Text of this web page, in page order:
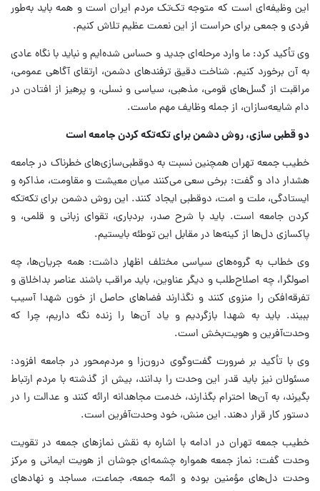
این وظیفه‌ای است که متوجه تک‌تک مردم ایران است و همه باید به‌طور
فردی و جمعی برای حراست از این نعمت عظیم تلاش کنیم.
وی تأکید کرد: ما وارد مرحله‌ای جدید و حساس شده‌ایم و نباید با نگاه عادی
به آن برخورد کنیم. شناخت دقیق ترفندهای دشمن، ارتقای آگاهی عمومی،
مراقبت از گسل‌های قومی، مذهبی، سیاسی و نسلی، و پرهیز از افتادن در
دام شایعه‌سازان، از جمله وظایف مهم ماست.
دو قطبی سازی، روش دشمن برای تکه‌تکه کردن جامعه است
خطیب جمعه تهران همچنین نسبت به دوقطبی‌سازی‌های خطرناک در جامعه
هشدار داد و گفت: برخی سعی می‌کنند میان معیشت و مقاومت، مذاکره و
ایستادگی، ملت و امت، دوقطبی ایجاد کنند. این روش دشمن برای تکه‌تکه
کردن جامعه است. باید با شرح صدر، بردباری، تقوای زبانی و قلمی، و
پاکسازی دل‌ها از کینه‌ها در مقابل این توطئه بایستیم.
وی خطاب به گروه‌های سیاسی مختلف اظهار داشت: همه جریان‌ها، چه
اصولگرا، چه اصلاح‌طلب و دیگر عناوین، باید مراقب باشند عناصر بداخلاق و
تفرقه‌افکن را منزوی کنند و نگذارند فضاهای حاصل از خون شهدا آسیب
ببیند. باید به شهدا بازگردیم و یاد آن‌ها را زنده نگه داریم، چرا که
وحدت‌آفرین و هویت‌بخش است.
وی با تأکید بر ضرورت گفت‌وگوی درون‌زا و مردم‌محور در جامعه افزود:
مسئولان نیز باید قدر این وحدت را بدانند، بیش از گذشته با مردم ارتباط
بگیرند، به آن‌ها احترام بگذارند، خدمت مجاهدانه ارائه کنند و عدالت را در
دستور کار قرار دهند. این منش، خود وحدت‌آفرین است.
خطیب جمعه تهران در ادامه با اشاره به نقش نمازهای جمعه در تقویت
وحدت گفت: نماز جمعه همواره چشمه‌ای جوشان از هویت ایمانی و مرکز
وحدت دل‌های مؤمنین بوده و ائمه جمعه، جماعت، مساجد و نهادهای